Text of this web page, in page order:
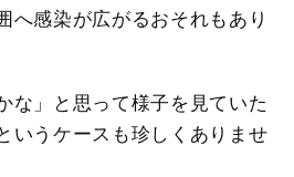
へ感染が広がるおそれもあり
な」と思って様子を見ていた
いうケースも珍しくありませ